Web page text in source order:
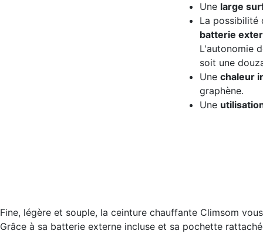
Une large
La possibilité
batterie
L'autonomie
soit une
Une chaleur
graphène.
Une
Fine, légère et souple, la ceinture chauffante Climsom
Grâce à sa batterie externe incluse et sa pochette